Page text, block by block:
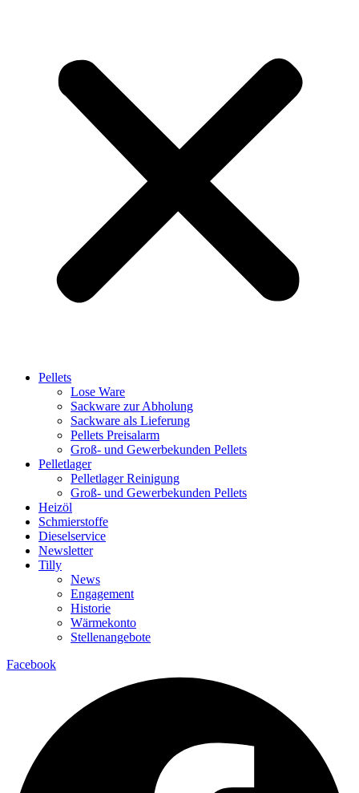
Pellets
Lose Ware
Sackware zur Abholung
Sackware als Lieferung
Pellets Preisalarm
Groß- und Gewerbekunden Pellets
Pelletlager
Pelletlager Reinigung
Groß- und Gewerbekunden Pellets
Heizöl
Schmierstoffe
Dieselservice
Newsletter
Tilly
News
Engagement
Historie
Wärmekonto
Stellenangebote
Facebook